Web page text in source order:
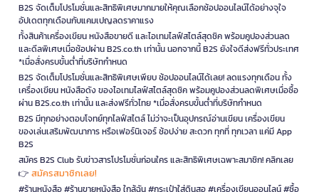
B2S จัดเต็มโปรโมชั่นและสิทธิพิเศษมากมายให้คุณเลือกช้อปออนไลน์ได้อย่างจุใจ
อัปเดตทุกเดือนกับแคมเปญลดราคาแรง
ทั้งสินค้าเครื่องเขียน หนังสือขายดี และไอเทมไลฟ์สไตล์สุดชิค พร้อมคูปองส่วนลด
และดีลพิเศษเมื่อช้อปผ่าน B2S.co.th เท่านั้น นอกจากนี้ B2S ยังใจดีส่งฟรีทั่วประเทศ
*เมื่อสั่งครบขั้นต่ำที่บริษัทกำหนด
B2S จัดเต็มโปรโมชั่นและสิทธิพิเศษเพียบ ช้อปออนไลน์ได้เลย! ลดแรงทุกเดือน ทั้ง
เครื่องเขียน หนังสือดัง ของไอเทมไลฟ์สไตล์สุดชิค พร้อมคูปองส่วนลดพิเศษเมื่อซื้อ
ผ่าน B2S.co.th เท่านั้น และส่งฟรีทั่วไทย *เมื่อสั่งครบขั้นต่ำที่บริษัทกำหนด
B2S มีทุกอย่างตอบโจทย์ทุกไลฟ์สไตล์ ไม่ว่าจะเป็นอุปกรณ์อ่านเขียน เครื่องเขียน
ของเล่นเสริมพัฒนาการ หรือเฟอร์นิเจอร์ ช้อปง่าย สะดวก ทุกที่ ทุกเวลา แค่มี App
B2S
สมัคร B2S Club รับข่าวสารโปรโมชั่นก่อนใคร และสิทธิพิเศษเฉพาะสมาชิก! คลิกเลย
👉 สมัครสมาชิกเลย!
#ร้านหนังสือ #ร้านขายหนังสือ ใกล้ฉัน #กระเป๋าใส่ดินสอ #เครื่องเขียนออนไลน์ #ซื้อ